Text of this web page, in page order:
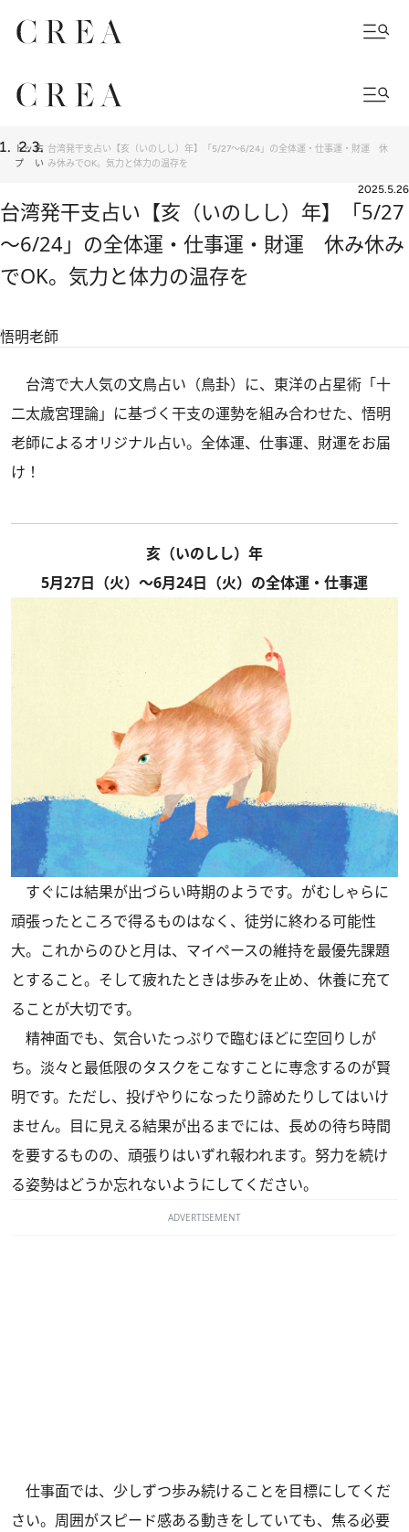
トッ
プ
占
い
台湾発干支占い【亥（いのしし）年】「5/27～6/24」の全体運・仕事運・財運 休
み休みでOK。気力と体力の温存を
2025.5.26
台湾発干支占い【亥（いのしし）年】「5/27
～6/24」の全体運・仕事運・財運 休み休み
でOK。気力と体力の温存を
悟明老師
台湾で大人気の文鳥占い（鳥卦）に、東洋の占星術「十
二太歳宮理論」に基づく干支の運勢を組み合わせた、悟明
老師によるオリジナル占い。全体運、仕事運、財運をお届
け！
亥（いのしし）年
5月27日（火）～6月24日（火）の全体運・仕事運
すぐには結果が出づらい時期のようです。がむしゃらに
頑張ったところで得るものはなく、徒労に終わる可能性
大。これからのひと月は、マイペースの維持を最優先課題
とすること。そして疲れたときは歩みを止め、休養に充て
ることが大切です。
精神面でも、気合いたっぷりで臨むほどに空回りしが
ち。淡々と最低限のタスクをこなすことに専念するのが賢
明です。ただし、投げやりになったり諦めたりしてはいけ
ません。目に見える結果が出るまでには、長めの待ち時間
を要するものの、頑張りはいずれ報われます。努力を続け
る姿勢はどうか忘れないようにしてください。
ADVERTISEMENT
仕事面では、少しずつ歩み続けることを目標にしてくだ
さい。周囲がスピード感ある動きをしていても、焦る必要